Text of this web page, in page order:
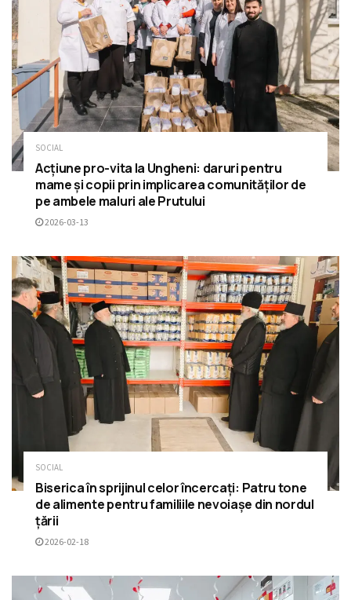
SOCIAL
Acțiune pro-vita la Ungheni: daruri pentru
mame și copii prin implicarea comunităților de
pe ambele maluri ale Prutului
2026-03-13
SOCIAL
Biserica în sprijinul celor încercați: Patru tone
de alimente pentru familiile nevoiașe din nordul
țării
2026-02-18